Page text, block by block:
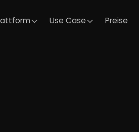
Use Case Preise